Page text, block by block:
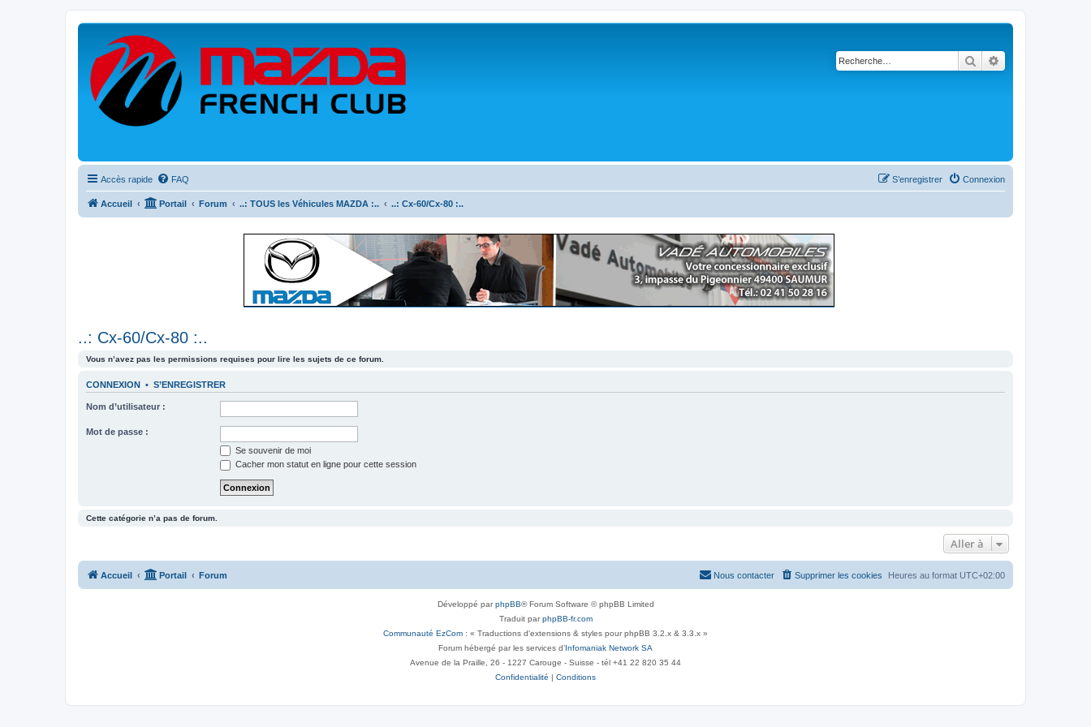
Rechercher
Accès rapide FAQ Connexion
S’enregistrer
Accueil Portail Forum ..: TOUS les Véhicules MAZDA :.. ..: Cx-60/Cx-80 :..
..: Cx-60/Cx-80 :..
Vous n’avez pas les permissions requises pour lire les sujets de ce forum.
CONNEXION • S’ENREGISTRER
Nom d’utilisateur :
Mot de passe :
Se souvenir de moi
Cacher mon statut en ligne pour cette session
Cette catégorie n’a pas de forum.
Aller à
Accueil Portail Forum Heures au format UTC+02:00
Supprimer les cookies
Nous contacter
Développé parphpBB® Forum Software © phpBB Limited
Traduit parphpBB-fr.com
Communauté EzCom : « Traductions d'extensions & styles pour phpBB 3.2.x & 3.3.x »
Forum hébergé par les services d’Infomaniak Network SA
Avenue de la Praille, 26 - 1227 Carouge - Suisse - tél +41 22 820 35 44
Confidentialité | Conditions